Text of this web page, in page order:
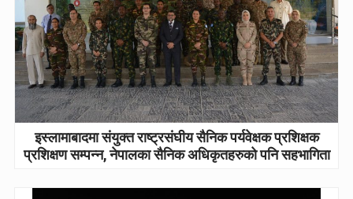
इस्लामाबादमा संयुक्त राष्ट्रसंघीय सैनिक पर्यवेक्षक प्रशिक्षक
प्रशिक्षण सम्पन्न, नेपालका सैनिक अधिकृतहरुको पनि सहभागिता